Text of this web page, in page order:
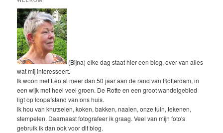
(Bijna) elke dag staat hier een blog, over van alles
wat mij interesseert.
Ik woon met Leo al meer dan 50 jaar aan de rand van Rotterdam, in
een wijk met heel veel groen. De Rotte en een groot wandelgebied
ligt op loopafstand van ons huis.
Ik hou van knutselen, koken, bakken, naaien, onze tuin, tekenen,
stempelen. Daarnaast fotografeer ik graag. Veel van mijn foto's
gebruik ik dan ook voor dit blog.